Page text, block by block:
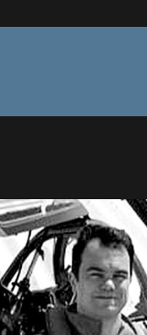
Arnaud
Hyères :